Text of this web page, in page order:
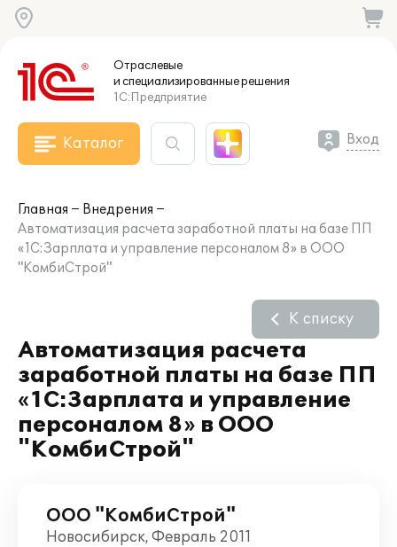
Отраслевые
и специализированныерешения
1С:Предприятие
Каталог Вход
Главная
Внедрения
Автоматизация расчета заработной платы на базе ПП
«1С:Зарплата и управление персоналом 8» в ООО
"КомбиСтрой"
Автоматизация расчета
заработной платы на базе ПП
«1С:Зарплата и управление
персоналом 8» в ООО
"КомбиСтрой"
К списку
ООО "КомбиСтрой"
Новосибирск, Февраль 2011